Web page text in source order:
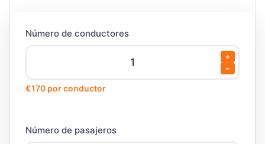
Número de conductores
+
−
€170 por conductor
Número de pasajeros